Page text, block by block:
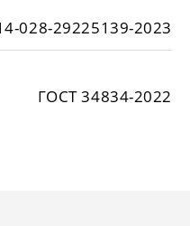
028-29225139-2023
ГОСТ 34834-2022